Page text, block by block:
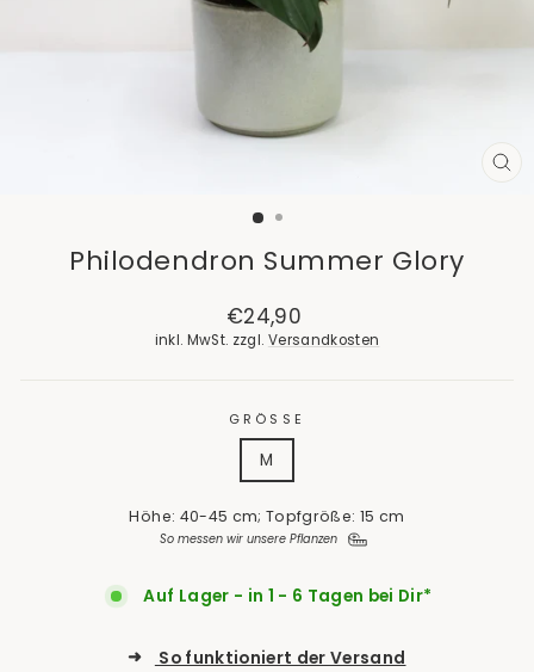
Philodendron Summer Glory
Normaler
Preis
€24,90
inkl. MwSt. zzgl. Versandkosten
GRÖSSE
M
Höhe: 40-45 cm; Topfgröße: 15 cm
So messen wir unsere Pflanzen
Auf Lager - in 1 - 6 Tagen bei Dir*
➜ So funktioniert der Versand